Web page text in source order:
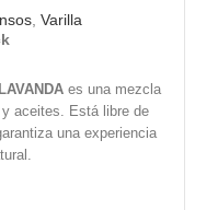
, Varilla
es una mezcla
aceites. Está libre de
una experiencia